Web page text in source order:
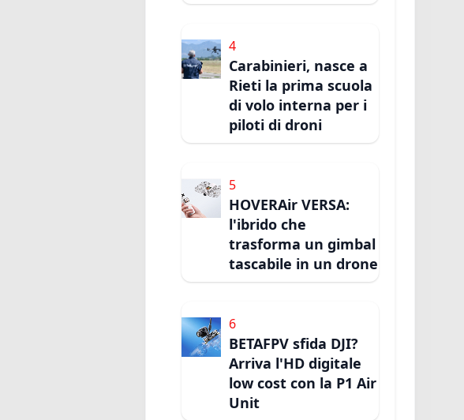
4
Carabinieri, nasce a
Rieti la prima scuola
di volo interna per i
piloti di droni
5
HOVERAir VERSA:
l'ibrido che
trasforma un gimbal
tascabile in un drone
6
BETAFPV sfida DJI?
Arriva l'HD digitale
low cost con la P1 Air
Unit